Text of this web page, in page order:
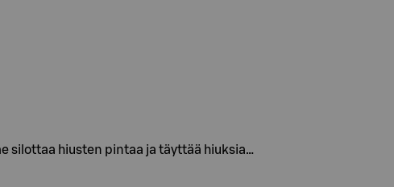
silottaa hiusten pintaa ja täyttää hiuksia…